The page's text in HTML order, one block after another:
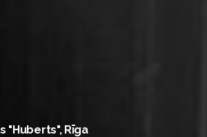
"Huberts", Rīga